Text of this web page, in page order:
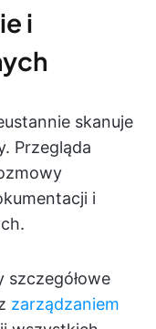
i
skanuje
Przegląda
i
zarządzaniem